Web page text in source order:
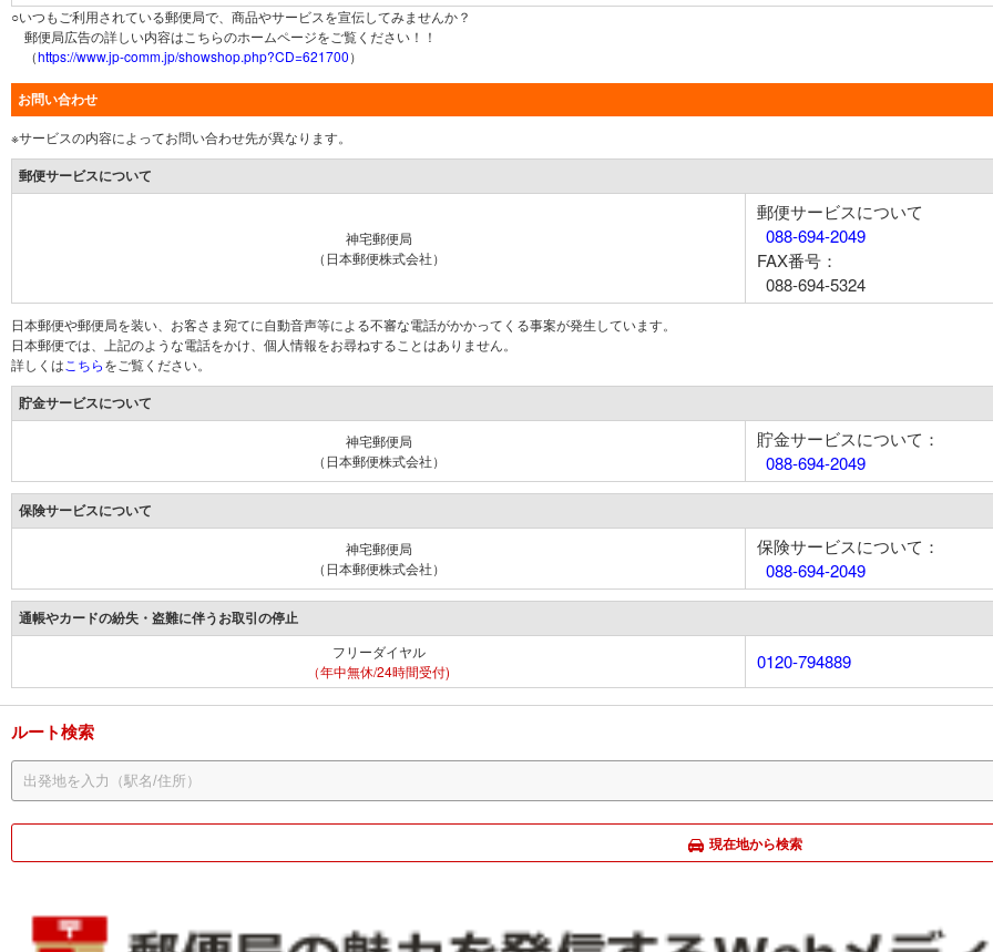
○いつもご利用されている郵便局で、商品やサービスを宣伝してみませんか？
郵便局広告の詳しい内容はこちらのホームページをご覧ください！！
（https://www.jp-comm.jp/showshop.php?CD=621700）
お問い合わせ
※サービスの内容によってお問い合わせ先が異なります。
郵便サービスについて
神宅郵便局
（日本郵便株式会社）
郵便サービスについて
088-694-2049
FAX番号：
088-694-5324
日本郵便や郵便局を装い、お客さま宛てに自動音声等による不審な電話がかかってくる事案が発生しています。
日本郵便では、上記のような電話をかけ、個人情報をお尋ねすることはありません。
詳しくは こちらをご覧ください。
貯金サービスについて
神宅郵便局
（日本郵便株式会社）
貯金サービスについて：
088-694-2049
保険サービスについて
神宅郵便局
（日本郵便株式会社）
保険サービスについて：
088-694-2049
通帳やカードの紛失・盗難に伴うお取引の停止
フリーダイヤル
（年中無休/24時間受付)
0120-794889
ルート検索
現在地から検索